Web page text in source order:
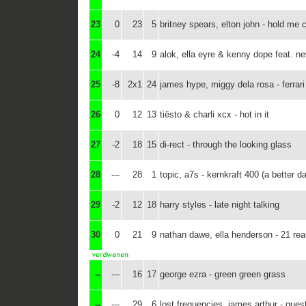
23 0 23 5 britney spears, elton john - hold me
24 -4 14 9 alok, ella eyre & kenny dope feat.
25 -8 2x1 24 james hype, miggy dela rosa - ferrari
26 0 12 13 tiësto & charli xcx - hot in it
27 -2 18 15 di-rect - through the looking glass
28 --- 28 1 topic, a7s - kernkraft 400 (a better
29 -2 12 18 harry styles - late night talking
30 0 21 9 nathan dawe, ella henderson - 21
-- --- 16 17 george ezra - green green grass